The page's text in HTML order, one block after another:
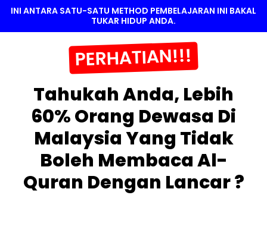
INI ANTARA SATU-SATU METHOD PEMBELAJARAN INI BAKAL
TUKAR HIDUP ANDA.
PERHATIAN!!!
Tahukah Anda, Lebih
60% Orang Dewasa Di
Malaysia Yang Tidak
Boleh Membaca Al-
Quran Dengan Lancar ?